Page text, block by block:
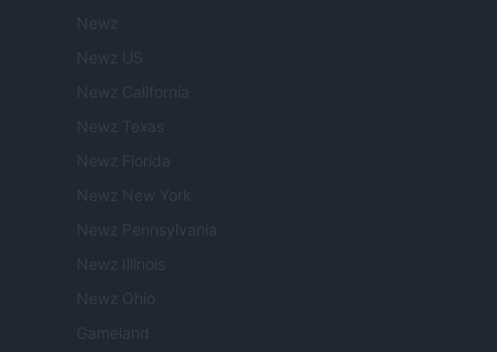
Newz
Newz US
Newz California
Newz Texas
Newz Florida
Newz New York
Newz Pennsylvania
Newz Illinois
Newz Ohio
Gameland